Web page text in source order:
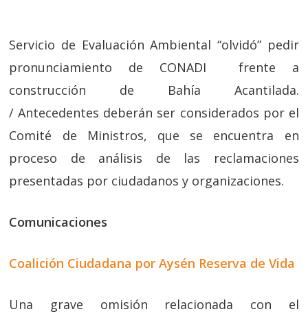
Servicio de Evaluación Ambiental “olvidó” pedir
pronunciamiento de CONADI frente a
construcción de Bahía Acantilada.
/ Antecedentes deberán ser considerados por el
Comité de Ministros, que se encuentra en
proceso de análisis de las reclamaciones
presentadas por ciudadanos y organizaciones.
Comunicaciones
Coalición Ciudadana por Aysén Reserva de Vida
Una grave omisión relacionada con el